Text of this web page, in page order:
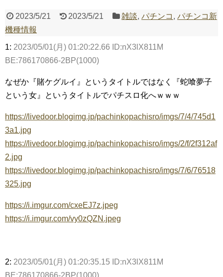
Powered by livedoor 相互RSS
2023/5/21 2023/5/21 雑談,パチンコ ,パチンコ新
機種情報
1: 2023/05/01(月) 01:20:22.66 ID:nX3lX811M
BE:786170866-2BP(1000)
なぜか『賭ケグルイ』というタイトルではなく『蛇喰夢子
という女』というタイトルでパチスロ化へｗｗｗ
https://livedoor.blogimg.jp/pachinkopachisro/imgs/7/4/745d1
3a1.jpg
https://livedoor.blogimg.jp/pachinkopachisro/imgs/2/f/2f312af
2.jpg
https://livedoor.blogimg.jp/pachinkopachisro/imgs/7/6/76518
325.jpg
https://i.imgur.com/cxeEJ7z.jpeg
https://i.imgur.com/vy0zQZN.jpeg
2: 2023/05/01(月) 01:20:35.15 ID:nX3lX811M